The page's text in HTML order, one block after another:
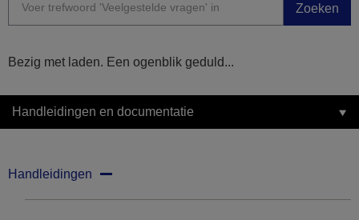
Zoeken
Bezig met laden. Een ogenblik geduld...
Handleidingen en documentatie
Handleidingen